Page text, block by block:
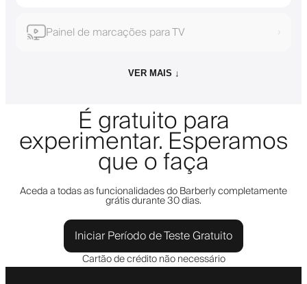
Painel de marcações para TV ›
VER MAIS ↓
É gratuito para
experimentar. Esperamos
que o faça
Aceda a todas as funcionalidades do Barberly completamente
grátis durante 30 dias.
Iniciar Período de Teste Gratuito
Cartão de crédito não necessário